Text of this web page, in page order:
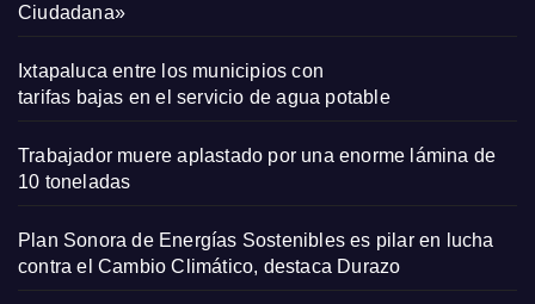
Ciudadana»
Ixtapaluca entre los municipios con
tarifas bajas en el servicio de agua potable
Trabajador muere aplastado por una enorme lámina de
10 toneladas
Plan Sonora de Energías Sostenibles es pilar en lucha
contra el Cambio Climático, destaca Durazo